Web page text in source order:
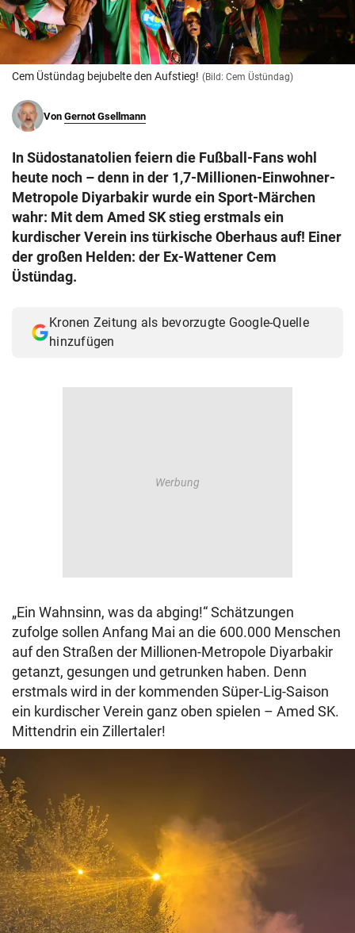
© Krone Multimedia GmbH & Co KG 2026
Muthgasse 2, 1190 Wien
Cem Üstündag bejubelte den Aufstieg! (Bild: Cem Üstündag)
Von Gernot Gsellmann
In Südostanatolien feiern die Fußball-Fans wohl
heute noch – denn in der 1,7-Millionen-Einwohner-
Metropole Diyarbakir wurde ein Sport-Märchen
wahr: Mit dem Amed SK stieg erstmals ein
kurdischer Verein ins türkische Oberhaus auf! Einer
der großen Helden: der Ex-Wattener Cem
Üstündag.
Kronen Zeitung als bevorzugte Google-Quelle
hinzufügen
„Ein Wahnsinn, was da abging!“ Schätzungen
zufolge sollen Anfang Mai an die 600.000 Menschen
auf den Straßen der Millionen-Metropole Diyarbakir
getanzt, gesungen und getrunken haben. Denn
erstmals wird in der kommenden Süper-Lig-Saison
ein kurdischer Verein ganz oben spielen – Amed SK.
Mittendrin ein Zillertaler!